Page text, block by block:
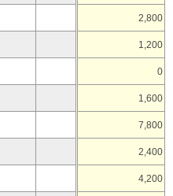
2,800
1,200
0
1,600
7,800
2,400
4,200